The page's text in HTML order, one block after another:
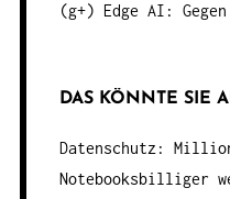
(g+) Edge AI:
DAS KÖNNTE SIE
Datenschutz:
Notebooksbilliger